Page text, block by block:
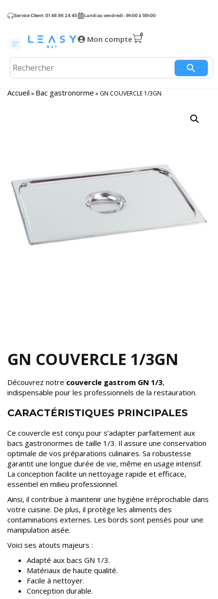
Service Client: 01 48 96 24 45 Lundi au vendredi : 9h00 à 18h00
Mon compte
Accueil » Bac gastronorme » GN COUVERCLE 1/3GN
GN COUVERCLE 1/3GN
Découvrez notre couvercle gastrom GN 1/3,
indispensable pour les professionnels de la restauration.
CARACTÉRISTIQUES PRINCIPALES
Ce couvercle est conçu pour s’adapter parfaitement aux
bacs gastronormes de taille 1/3. Il assure une conservation
optimale de vos préparations culinaires. Sa robustesse
garantit une longue durée de vie, même en usage intensif.
La conception facilite un nettoyage rapide et efficace,
essentiel en milieu professionnel.
Ainsi, il contribue à maintenir une hygiène irréprochable dans
votre cuisine. De plus, il protège les aliments des
contaminations externes. Les bords sont pensés pour une
manipulation aisée.
Voici ses atouts majeurs :
Adapté aux bacs GN 1/3.
Matériaux de haute qualité.
Facile à nettoyer.
Conception durable.